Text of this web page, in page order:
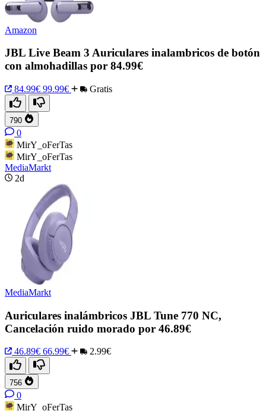
Amazon
JBL Live Beam 3 Auriculares inalambricos de botón
con almohadillas por 84.99€
84.99€ 99.99€ Gratis
790
0
MirY_oFerTas
MirY_oFerTas
MediaMarkt
2d
MediaMarkt
Auriculares inalámbricos JBL Tune 770 NC,
Cancelación ruido morado por 46.89€
46.89€ 66.99€ 2.99€
756
0
MirY_oFerTas